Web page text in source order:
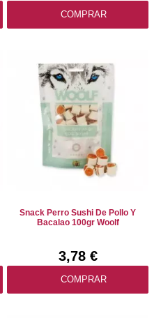
COMPRAR
Snack Perro Sushi De Pollo Y
Bacalao 100gr Woolf
3,78 €
COMPRAR